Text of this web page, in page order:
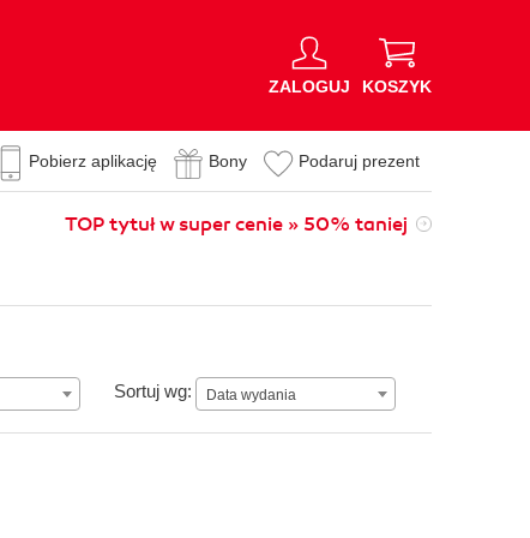
ZALOGUJ KOSZYK
Pobierz aplikację Bony Podaruj prezent
TOP tytuł w super cenie » 50% taniej
Sortuj wg: Data wydania
Data wydania